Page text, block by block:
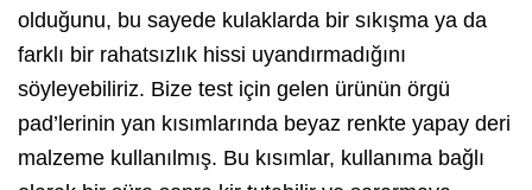
olduğunu, bu sayede kulaklarda bir sıkışma ya da
farklı bir rahatsızlık hissi uyandırmadığını
söyleyebiliriz. Bize test için gelen ürünün örgü
pad’lerinin yan kısımlarında beyaz renkte yapay deri
malzeme kullanılmış. Bu kısımlar, kullanıma bağlı